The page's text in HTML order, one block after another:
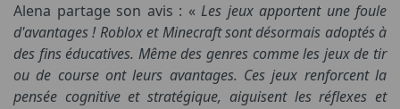
Alena partage son avis : « Les jeux apportent une foule
d'avantages ! Roblox et Minecraft sont désormais adoptés à
des fins éducatives. Même des genres comme les jeux de tir
ou de course ont leurs avantages. Ces jeux renforcent la
pensée cognitive et stratégique, aiguisent les réflexes et